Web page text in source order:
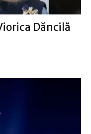
Dăncilă